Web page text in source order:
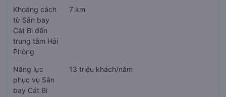
Khoảng cách
từ Sân bay
Cát Bi đến
trung tâm Hải
Phòng
7 km
Năng lực
phục vụ Sân
bay Cát Bi
13 triệu khách/năm